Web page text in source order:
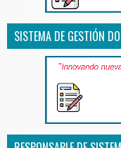
SISTEMA DE GESTIÓN